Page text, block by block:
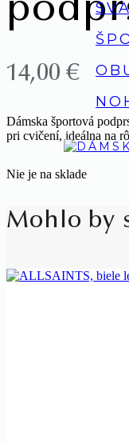
14,00€
Dámska športová
pri cvičení, ideálna na
Nie je na sklade
Mohlo by